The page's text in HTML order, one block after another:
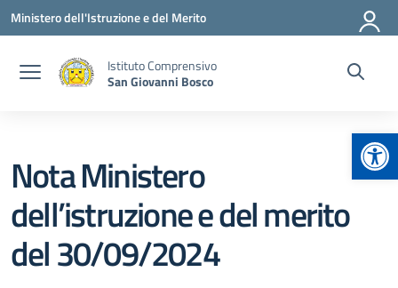
Vai ai contenuti
Vai al menu di navigazione
Vai al footer
Ministero dell'Istruzione e del Merito
Istituto Comprensivo
San Giovanni Bosco
Nota Ministero
dell’istruzione e del merito
del 30/09/2024